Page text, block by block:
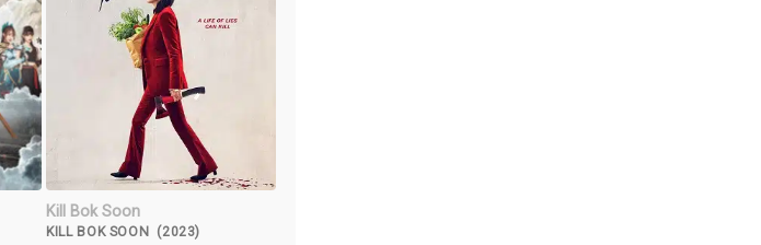
Kill Bok Soon
KILL BOK SOON (2023)